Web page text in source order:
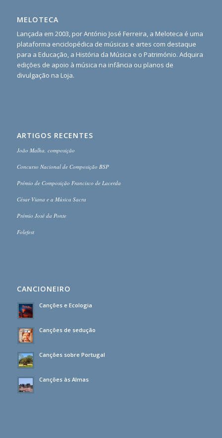
MELOTECA
Lançada em 2003, por António José Ferreira, a Meloteca é uma
plataforma enciclopédica de músicas e artes com destaque
para a Educação, a História da Música e o Património. Adquira
edições de apoio à música na infância ou planos de
divulgação na Loja.
ARTIGOS RECENTES
João Malha, composição
Concurso Nacional de Composição BSP
Prémio de Composição Francisco de Lacerda
César Viana e a Música Sacra
Prémio José da Ponte
Folefest
CANCIONEIRO
Canções e Ecologia
Canções de sedução
Canções sobre Portugal
Canções às Almas